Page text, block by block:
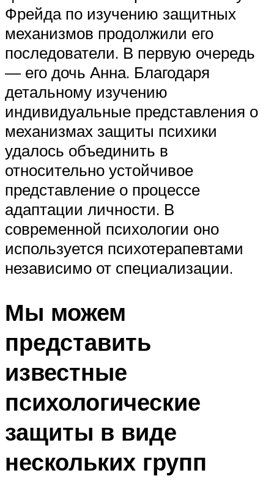
Фрейда по изучению защитных
механизмов продолжили его
последователи. В первую очередь
— его дочь Анна. Благодаря
детальному изучению
индивидуальные представления о
механизмах защиты психики
удалось объединить в
относительно устойчивое
представление о процессе
адаптации личности. В
современной психологии оно
используется психотерапевтами
независимо от специализации.
Мы можем
представить
известные
психологические
защиты в виде
нескольких групп